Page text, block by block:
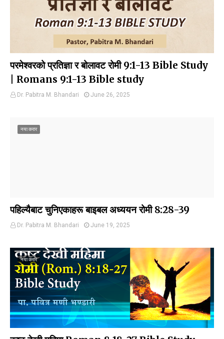
परमेश्वरको प्रतिज्ञा र बोलावट रोमी 9:1-13 Bible Study
| Romans 9:1-13 Bible study
Dr. Pabitra M. Bhandari June 26, 2025
नया करार
पहिल्यैबाट चुनिएकाहरू बाइबल अध्ययन रोमी 8:28-39
Dr. Pabitra M. Bhandari June 19, 2025
नया करार